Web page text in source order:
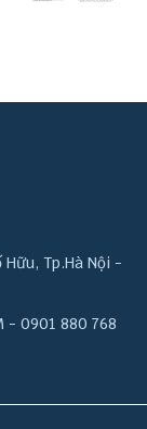
Tp.Hà Nội -
- 0901 880 768